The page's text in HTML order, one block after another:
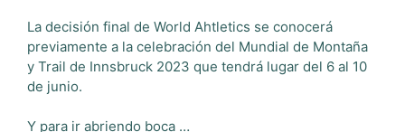
La decisión final de World Ahtletics se conocerá
previamente a la celebración del Mundial de Montaña
y Trail de Innsbruck 2023 que tendrá lugar del 6 al 10
de junio.
Y para ir abriendo boca …